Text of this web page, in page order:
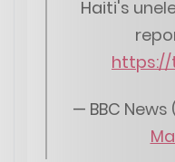
Haiti's
https://
— BBC